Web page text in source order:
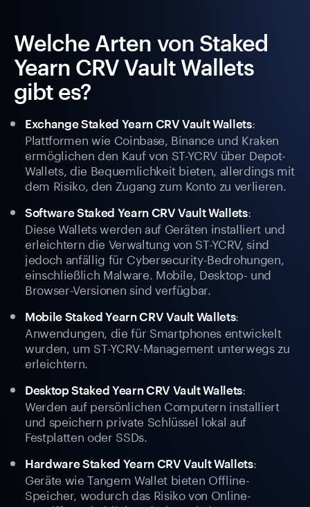
Welche Arten von Staked
Yearn CRV Vault Wallets
gibt es?
Exchange Staked Yearn CRV Vault Wallets:
Plattformen wie Coinbase, Binance und Kraken
ermöglichen den Kauf von ST-YCRV über Depot-
Wallets, die Bequemlichkeit bieten, allerdings mit
dem Risiko, den Zugang zum Konto zu verlieren.
Software Staked Yearn CRV Vault Wallets:
Diese Wallets werden auf Geräten installiert und
erleichtern die Verwaltung von ST-YCRV, sind
jedoch anfällig für Cybersecurity-Bedrohungen,
einschließlich Malware. Mobile, Desktop- und
Browser-Versionen sind verfügbar.
Mobile Staked Yearn CRV Vault Wallets:
Anwendungen, die für Smartphones entwickelt
wurden, um ST-YCRV-Management unterwegs zu
erleichtern.
Desktop Staked Yearn CRV Vault Wallets:
Werden auf persönlichen Computern installiert
und speichern private Schlüssel lokal auf
Festplatten oder SSDs.
Hardware Staked Yearn CRV Vault Wallets:
Geräte wie Tangem Wallet bieten Offline-
Speicher, wodurch das Risiko von Online-